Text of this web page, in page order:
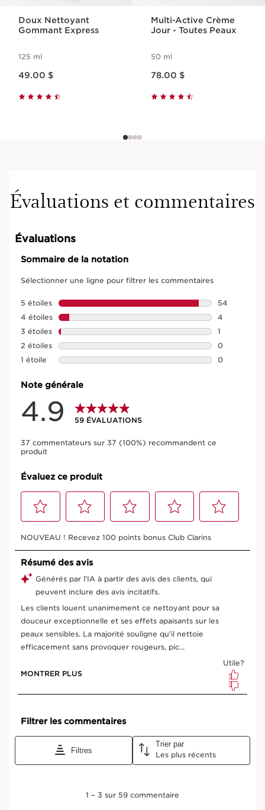
Doux Nettoyant
Gommant Express
125 ml
49.00 $
Multi-Active Crème
Jour - Toutes Peaux
50 ml
78.00 $
Évaluations et commentaires